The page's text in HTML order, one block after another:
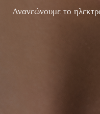
Ανανεώνουμε το